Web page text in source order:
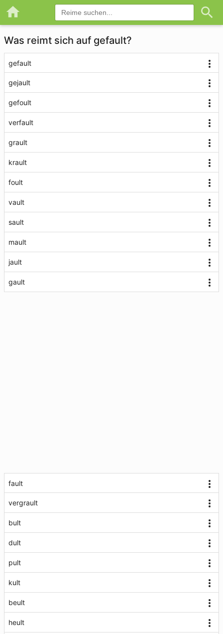
Was reimt sich auf gefault?
gefault
gejault
gefoult
verfault
grault
krault
foult
vault
sault
mault
jault
gault
fault
vergrault
bult
dult
pult
kult
beult
heult